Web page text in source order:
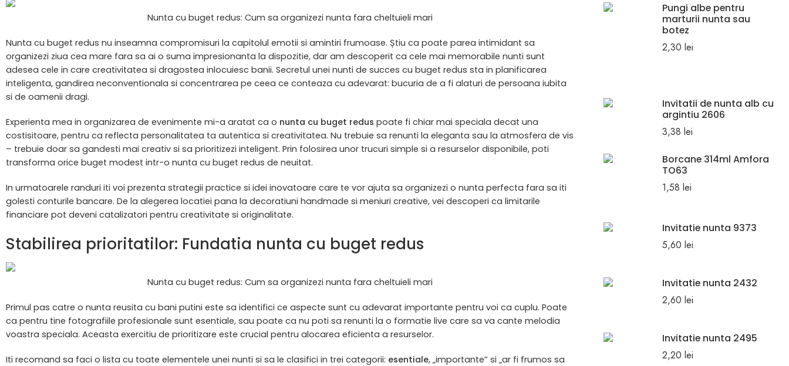
Nunta cu buget redus: Cum sa organizezi nunta fara cheltuieli mari
Nunta cu buget redus nu inseamna compromisuri la capitolul emotii si amintiri frumoase. Știu ca poate parea intimidant sa
organizezi ziua cea mare fara sa ai o suma impresionanta la dispozitie, dar am descoperit ca cele mai memorabile nunti sunt
adesea cele in care creativitatea si dragostea inlocuiesc banii. Secretul unei nunti de succes cu buget redus sta in planificarea
inteligenta, gandirea neconventionala si concentrarea pe ceea ce conteaza cu adevarat: bucuria de a fi alaturi de persoana iubita
si de oamenii dragi.
Experienta mea in organizarea de evenimente mi-a aratat ca o nunta cu buget redus poate fi chiar mai speciala decat una
costisitoare, pentru ca reflecta personalitatea ta autentica si creativitatea. Nu trebuie sa renunti la eleganta sau la atmosfera de vis
– trebuie doar sa gandesti mai creativ si sa prioritizezi inteligent. Prin folosirea unor trucuri simple si a resurselor disponibile, poti
transforma orice buget modest intr-o nunta cu buget redus de neuitat.
In urmatoarele randuri iti voi prezenta strategii practice si idei inovatoare care te vor ajuta sa organizezi o nunta perfecta fara sa iti
golesti conturile bancare. De la alegerea locatiei pana la decoratiuni handmade si meniuri creative, vei descoperi ca limitarile
financiare pot deveni catalizatori pentru creativitate si originalitate.
Stabilirea prioritatilor: Fundatia nunta cu buget redus
Nunta cu buget redus: Cum sa organizezi nunta fara cheltuieli mari
Primul pas catre o nunta reusita cu bani putini este sa identifici ce aspecte sunt cu adevarat importante pentru voi ca cuplu. Poate
ca pentru tine fotografiile profesionale sunt esentiale, sau poate ca nu poti sa renunti la o formatie live care sa va cante melodia
voastra speciala. Aceasta exercitiu de prioritizare este crucial pentru alocarea eficienta a resurselor.
Iti recomand sa faci o lista cu toate elementele unei nunti si sa le clasifici in trei categorii: esentiale, „importante” si „ar fi frumos sa
Pungi albe pentru
marturii nunta sau
botez
2,30 lei
Invitatii de nunta alb cu
argintiu 2606
3,38 lei
Borcane 314ml Amfora
TO63
1,58 lei
Invitatie nunta 9373
5,60 lei
Invitatie nunta 2432
2,60 lei
Invitatie nunta 2495
2,20 lei